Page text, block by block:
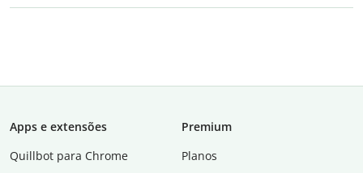
Apps e extensões
Quillbot para Chrome
Premium
Planos